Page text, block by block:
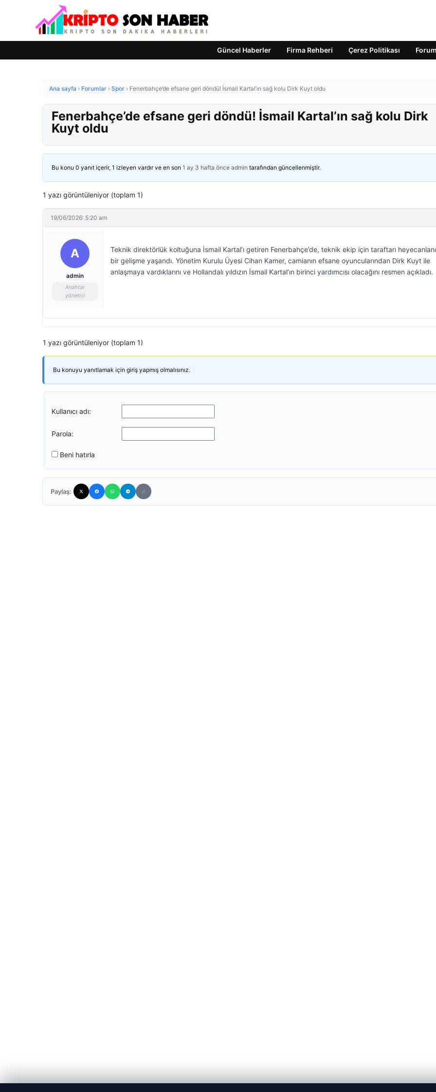
Güncel Haberler Firma Rehberi Çerez Politikası Forum
Ana sayfa › Forumlar › Spor › Fenerbahçe’de efsane geri döndü! İsmail Kartal’ın sağ kolu Dirk Kuyt oldu
Fenerbahçe’de efsane geri döndü! İsmail Kartal’ın sağ kolu Dirk
Kuyt oldu
Bu konu 0 yanıt içerir, 1 izleyen vardır ve en son 1 ay 3 hafta önce admin tarafından güncellenmiştir.
1 yazı görüntüleniyor (toplam 1)
19/06/2026: 5:20 am
A
admin
Anahtar
yönetici
Teknik direktörlük koltuğuna İsmail Kartal’ı getiren Fenerbahçe’de, teknik ekip için taraftarı
bir gelişme yaşandı. Yönetim Kurulu Üyesi Cihan Kamer, camianın efsane oyuncularından Dirk Kuyt ile
anlaşmaya vardıklarını ve Hollandalı yıldızın İsmail Kartal’ın birinci yardımcısı olacağını resmen açıkladı.
1 yazı görüntüleniyor (toplam 1)
Bu konuyu yanıtlamak için giriş yapmış olmalısınız.
Kullanıcı adı:
Parola:
Beni hatırla
Paylaş: